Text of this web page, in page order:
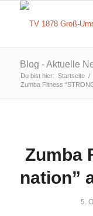
Blog - Aktuelle
Du bist hier: Startseite /
Zumba Fitness
Zumba
nation”
5.